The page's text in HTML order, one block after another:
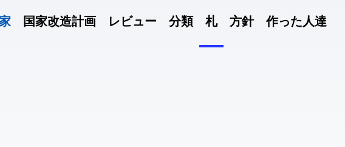
) 国家改造計画 レビュー 分類 札 方針 作った人達